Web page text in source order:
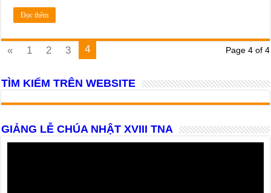
Đọc thêm
Page 4 of 4
« 1 2 3 4
TÌM KIẾM TRÊN WEBSITE
GIẢNG LỄ CHÚA NHẬT XVIII TNA